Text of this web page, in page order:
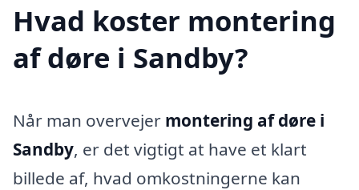
Hvad koster montering
af døre i Sandby?
Når man overvejer montering af døre i
Sandby, er det vigtigt at have et klart
billede af, hvad omkostningerne kan